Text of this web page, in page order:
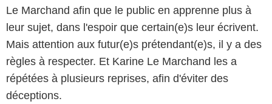
Le Marchand afin que le public en apprenne plus à
leur sujet, dans l'espoir que certain(e)s leur écrivent.
Mais attention aux futur(e)s prétendant(e)s, il y a des
règles à respecter. Et Karine Le Marchand les a
répétées à plusieurs reprises, afin d'éviter des
déceptions.